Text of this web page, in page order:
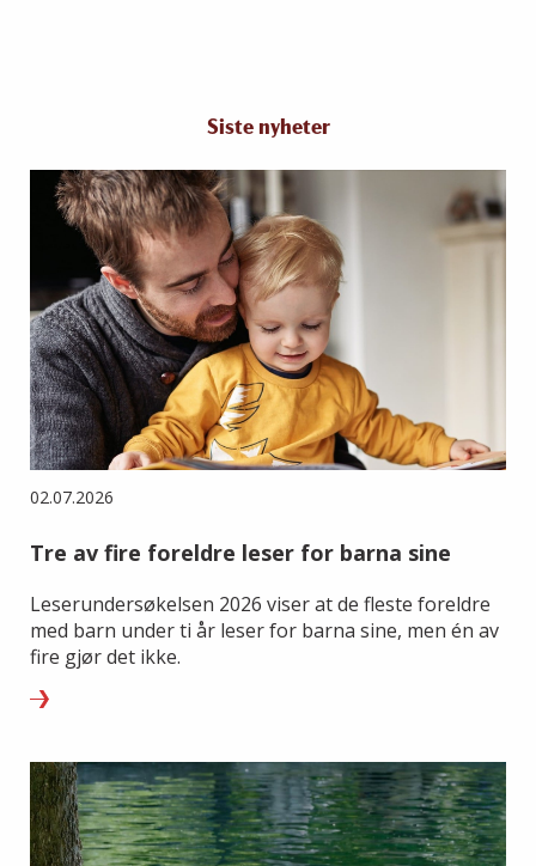
Siste nyheter
02.07.2026
Tre av fire foreldre leser for barna sine
Leserundersøkelsen 2026 viser at de fleste foreldre
med barn under ti år leser for barna sine, men én av
fire gjør det ikke.